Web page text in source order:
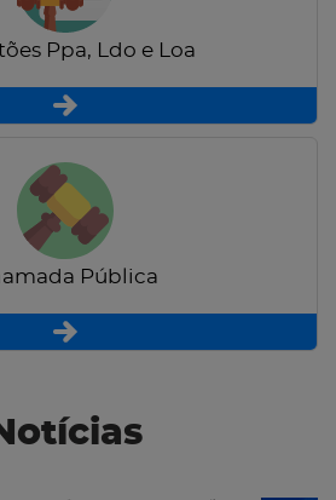
Ppa, Ldo e Loa
Pública